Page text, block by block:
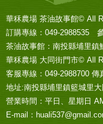
華秝農場 茶油故事館© All
訂購專線：049-2988535
茶油故事館：南投縣埔里鎮
華秝農場 大同街門市© All
客服專線：049-2988700 傳
地址:南投縣埔里鎮籃城里
營業時間：平日、星期日
E-mail：